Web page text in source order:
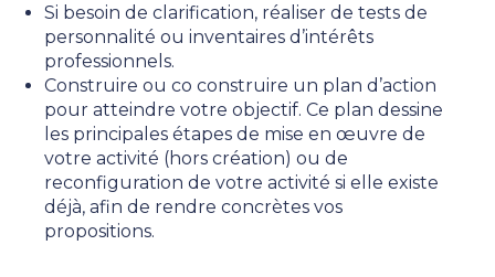
Si besoin de clarification, réaliser de tests de
personnalité ou inventaires d’intérêts
professionnels.
Construire ou co construire un plan d’action
pour atteindre votre objectif. Ce plan dessine
les principales étapes de mise en œuvre de
votre activité (hors création) ou de
reconfiguration de votre activité si elle existe
déjà, afin de rendre concrètes vos
propositions.